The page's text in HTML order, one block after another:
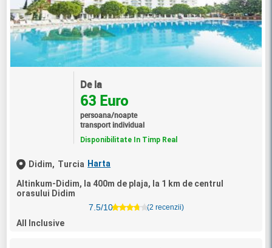
De la
63 Euro
persoana/noapte
transport individual
Disponibilitate In Timp Real
Didim, Turcia Harta
Altinkum-Didim, la 400m de plaja, la 1 km de centrul
orasului Didim
7.5/10
(2 recenzii)
All Inclusive